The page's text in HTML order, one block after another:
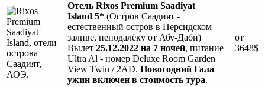
Отель Rixos Premium Saadiyat
Island 5* (Остров Саадият -
естественный остров в Персидском
заливе, неподалёку от Абу-Даби)
Вылет 25.12.2022 на 7 ночей, питание
Ultra Al - номер Deluxe Room Garden
View Twin / 2AD. Новогодний Гала
ужин включен в стоимость тура.
от
3648$